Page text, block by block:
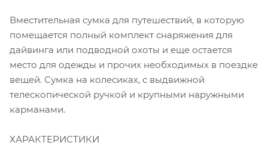
Вместительная сумка для путешествий, в которую
помещается полный комплект снаряжения для
дайвинга или подводной охоты и еще остается
место для одежды и прочих необходимых в поездке
вещей. Сумка на колесиках, с выдвижной
телескопической ручкой и крупными наружными
карманами.
ХАРАКТЕРИСТИКИ